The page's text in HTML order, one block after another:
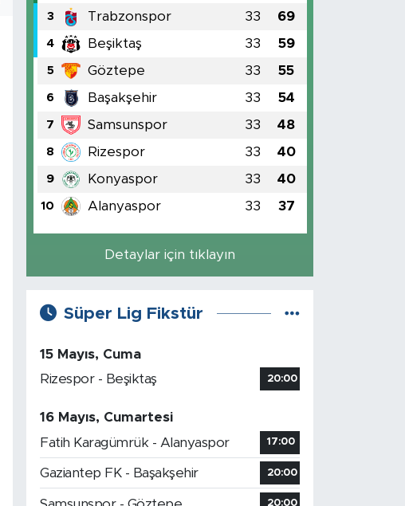
3 Trabzonspor 33 69
4 Beşiktaş 33 59
5 Göztepe 33 55
6 Başakşehir 33 54
7 Samsunspor 33 48
8 Rizespor 33 40
9 Konyaspor 33 40
10 Alanyaspor 33 37
Detaylar için tıklayın
Süper Lig Fikstür
15 Mayıs, Cuma
Rizespor - Beşiktaş
20:00
16 Mayıs, Cumartesi
Fatih Karagümrük - Alanyaspor
17:00
Gaziantep FK - Başakşehir 20:00
20:00